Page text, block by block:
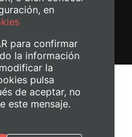
cookies
en
para confirmar
la información
la
pulsa
de aceptar, no
este mensaje.